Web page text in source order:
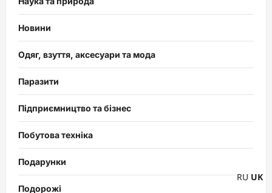
Новини
Одяг, взуття, аксесуари та мода
Паразити
Підприємництво та бізнес
Побутова техніка
Подарунки
Подорожі
RU UK